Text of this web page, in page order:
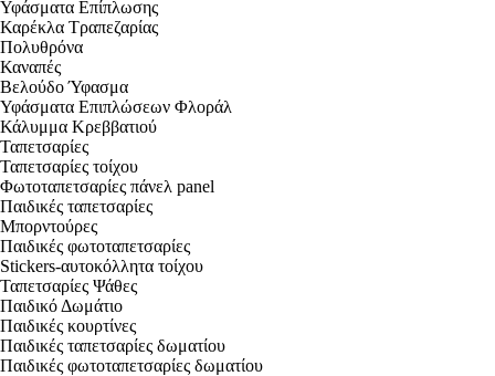
Υφάσματα Επίπλωσης
Καρέκλα Τραπεζαρίας
Πολυθρόνα
Καναπές
Βελούδο Ύφασμα
Υφάσματα Επιπλώσεων Φλοράλ
Κάλυμμα Κρεββατιού
Ταπετσαρίες
Ταπετσαρίες τοίχου
Φωτοταπετσαρίες πάνελ panel
Παιδικές ταπετσαρίες
Μπορντούρες
Παιδικές φωτοταπετσαρίες
Stickers-αυτοκόλλητα τοίχου
Ταπετσαρίες Ψάθες
Παιδικό Δωμάτιο
Παιδικές κουρτίνες
Παιδικές ταπετσαρίες δωματίου
Παιδικές φωτοταπετσαρίες δωματίου